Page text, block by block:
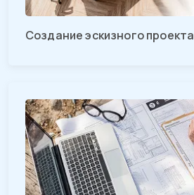
Создание эскизного проекта